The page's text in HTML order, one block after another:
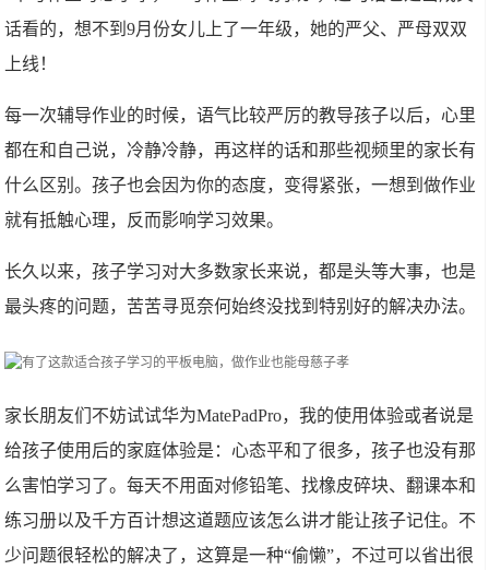
话看的，想不到9月份女儿上了一年级，她的严父、严母双双
上线！
每一次辅导作业的时候，语气比较严厉的教导孩子以后，心里
都在和自己说，冷静冷静，再这样的话和那些视频里的家长有
什么区别。孩子也会因为你的态度，变得紧张，一想到做作业
就有抵触心理，反而影响学习效果。
长久以来，孩子学习对大多数家长来说，都是头等大事，也是
最头疼的问题，苦苦寻觅奈何始终没找到特别好的解决办法。
家长朋友们不妨试试华为MatePadPro，我的使用体验或者说是
给孩子使用后的家庭体验是：心态平和了很多，孩子也没有那
么害怕学习了。每天不用面对修铅笔、找橡皮碎块、翻课本和
练习册以及千方百计想这道题应该怎么讲才能让孩子记住。不
少问题很轻松的解决了，这算是一种“偷懒”，不过可以省出很